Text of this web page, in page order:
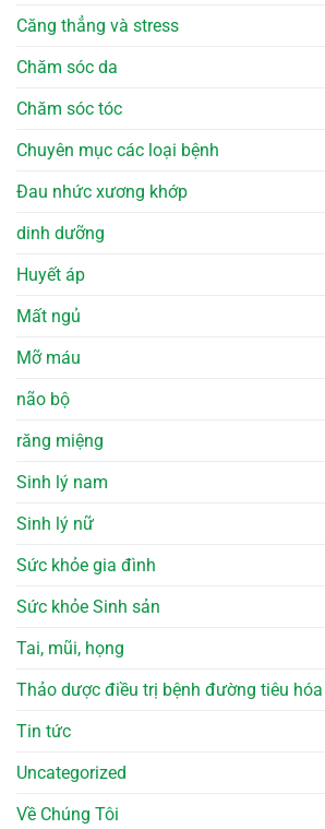
Căng thẳng và stress
Chăm sóc da
Chăm sóc tóc
Chuyên mục các loại bệnh
Đau nhức xương khớp
dinh dưỡng
Huyết áp
Mất ngủ
Mỡ máu
não bộ
răng miệng
Sinh lý nam
Sinh lý nữ
Sức khỏe gia đình
Sức khỏe Sinh sản
Tai, mũi, họng
Thảo dược điều trị bệnh đường tiêu hóa
Tin tức
Uncategorized
Về Chúng Tôi